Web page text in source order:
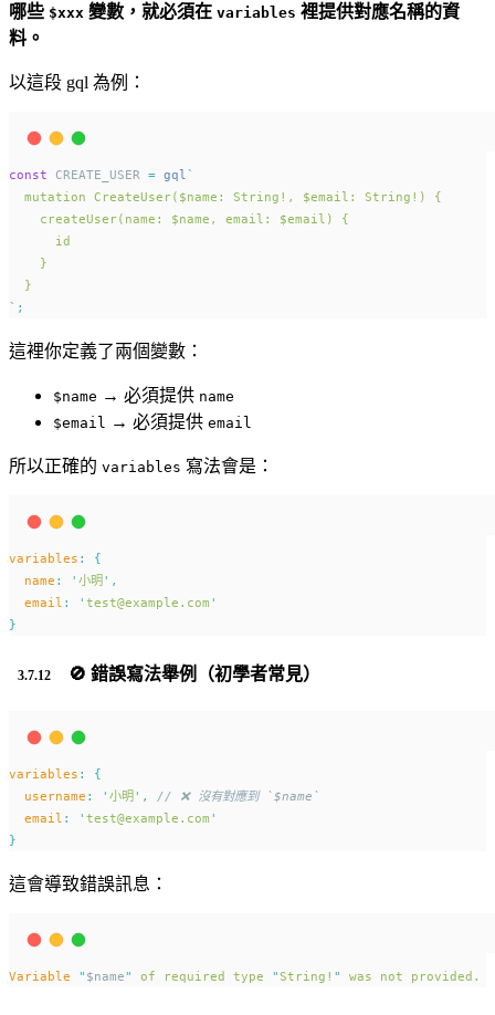
哪些 $xxx 變數，就必須在 variables 裡提供對應名稱的資
料。
以這段 gql 為例：
const CREATE_USER = gql `
  mutation CreateUser($name: String!, $email: String!) {
    createUser(name: $name, email: $email) {
      id
    }
  }
` ;
這裡你定義了兩個變數：
$name → 必須提供 name
$email
→ 必須提供 email
所以正確的 variables 寫法會是：
variables :
{
name : ' 小明 ' ,
email : ' test@example.com '
}
🚫 錯誤寫法舉例（初學者常見）
variables :
{
username : ' 小明 ' ,
// ❌ 沒有對應到 `$name`
email : ' test@example.com '
}
這會導致錯誤訊息：
Variable " $name" of required type "String! " was not provided.